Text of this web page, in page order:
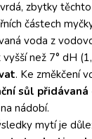
zbytky
částech
voda z
než 7° dH
. Ke změkčení
sůl přidávaná
nádobí.
mytí je